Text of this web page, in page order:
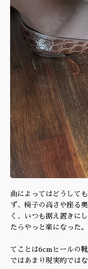
曲によってはどうして
ず、椅子の高さや座る
く、いつも据え置きに
たらやっと楽になった。
てことは6cmヒールの
ではあまり現実的では